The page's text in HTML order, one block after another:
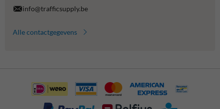
info@trafficsupply.be
Alle contactgegevens